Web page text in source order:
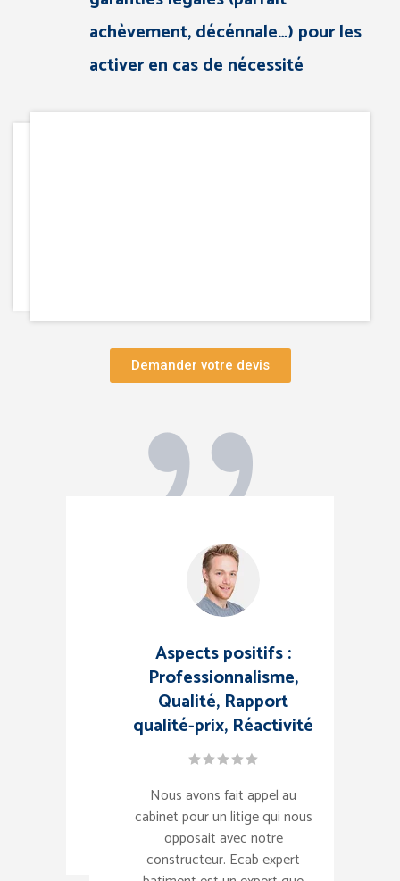
achèvement, décénnale…) pour les
activer en cas de nécessité
Demander votre devis
Aspects positifs :
Professionnalisme,
Qualité, Rapport
qualité-prix, Réactivité
Nous avons fait appel au
cabinet pour un litige qui nous
opposait avec notre
constructeur. Ecab expert